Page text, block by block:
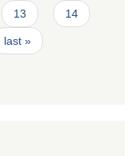
13 14
last »